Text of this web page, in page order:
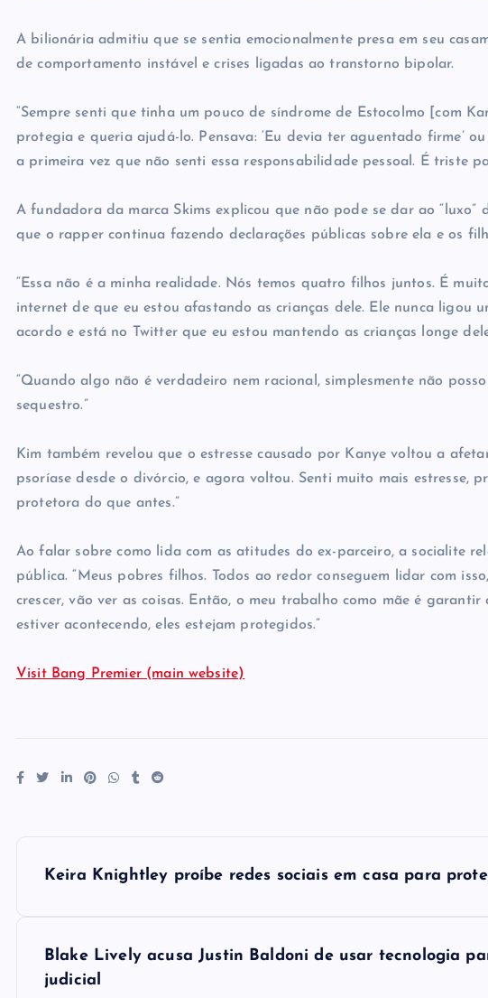
A bilionária admitiu que se sentia emocionalmente presa em seu
de comportamento instável e crises ligadas ao transtorno bipolar.
“Sempre senti que tinha um pouco de síndrome de Estocolmo [com
protegia e queria ajudá-lo. Pensava: ‘Eu devia ter aguentado firme’
a primeira vez que não senti essa responsabilidade pessoal. É triste
A fundadora da marca Skims explicou que não pode se dar ao “luxo”
que o rapper continua fazendo declarações públicas sobre ela e os
“Essa não é a minha realidade. Nós temos quatro filhos juntos. É
internet de que eu estou afastando as crianças dele. Ele nunca ligou
acordo e está no Twitter que eu estou mantendo as crianças longe
“Quando algo não é verdadeiro nem racional, simplesmente não
sequestro.”
Kim também revelou que o estresse causado por Kanye voltou a
psoríase desde o divórcio, e agora voltou. Senti muito mais estresse,
protetora do que antes.”
Ao falar sobre como lida com as atitudes do ex-parceiro, a socialite
pública. “Meus pobres filhos. Todos ao redor conseguem lidar com
crescer, vão ver as coisas. Então, o meu trabalho como mãe é
estiver acontecendo, eles estejam protegidos.”
Visit Bang Premier (main website)
Keira Knightley proíbe redes sociais em casa para
Blake Lively acusa Justin Baldoni de usar tecnologia
judicial